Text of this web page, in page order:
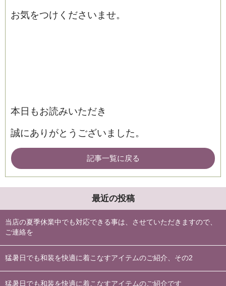
お気をつけくださいませ。
本日もお読みいただき
誠にありがとうございました。
記事一覧に戻る
最近の投稿
当店の夏季休業中でも対応できる事は、させていただきますので、
ご連絡を
猛暑日でも和装を快適に着こなすアイテムのご紹介、その2
猛暑日でも和装を快適に着こなすアイテムのご紹介です